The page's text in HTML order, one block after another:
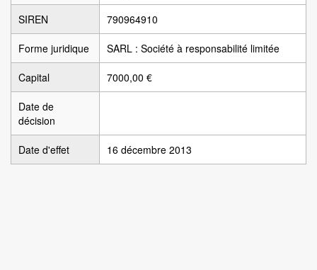
SIREN 790964910
Forme juridique SARL : Société à responsabilité limitée
Capital 7000,00 €
Date de
décision
Date d'effet 16 décembre 2013